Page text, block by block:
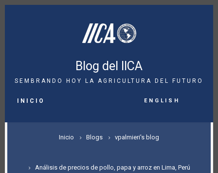
Pasar
Blog del IICA
SEMBRANDO HOY LA AGRICULTURA DEL FUTURO
NAVIGATION
INICIO English
SOBRESCRIBIR
Inicio Blogs vpalmieri's blog
Análisis de precios de pollo, papa y arroz en Lima, Perú